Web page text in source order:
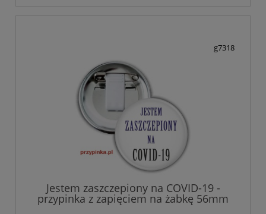
g7318
Jestem zaszczepiony na COVID-19 -
przypinka z zapięciem na żabkę 56mm